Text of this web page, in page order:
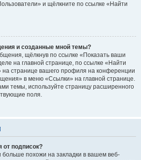
и щёлкните по ссылке «Найти
и созданные мной темы?
щёлкнув по ссылке «Показать ваши
на главной странице, по ссылке «Найти
на странице вашего профиля на конференции
в меню «Ссылки» на главной странице.
темы, используйте страницу расширенного
поля.
от подписок?
больше похожи на закладки в вашем веб-